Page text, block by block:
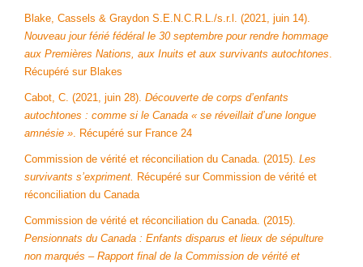
Blake, Cassels & Graydon S.E.N.C.R.L./s.r.l. (2021, juin 14).
Nouveau jour férié fédéral le 30 septembre pour rendre hommage
aux Premières Nations, aux Inuits et aux survivants autochtones.
Récupéré sur Blakes
Cabot, C. (2021, juin 28). Découverte de corps d’enfants
autochtones : comme si le Canada « se réveillait d’une longue
amnésie ». Récupéré sur France 24
Commission de vérité et réconciliation du Canada. (2015). Les
survivants s’expriment. Récupéré sur Commission de vérité et
réconciliation du Canada
Commission de vérité et réconciliation du Canada. (2015).
Pensionnats du Canada : Enfants disparus et lieux de sépulture
non marqués – Rapport final de la Commission de vérité et